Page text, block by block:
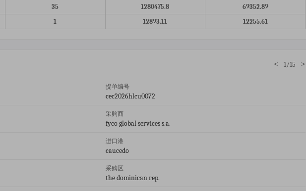
35 1280475.8
69352.89
1 12893.11 12255.61
< 1/15 >
提单编号
cec2026hlcu0072
采购商
fyco global services s.a.
进口港
caucedo
采购区
the dominican rep.